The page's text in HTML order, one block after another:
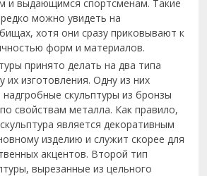
и выдающимся спортсменам. Такие
можно увидеть на
хотя они сразу приковывают к
форм и материалов.
принято делать на два типа
их изготовления. Одну из них
скульптуры из бронзы
свойствам металла. Как правило,
является декоративным
изделию и служит скорее для
акцентов. Второй тип
вырезанные из цельного